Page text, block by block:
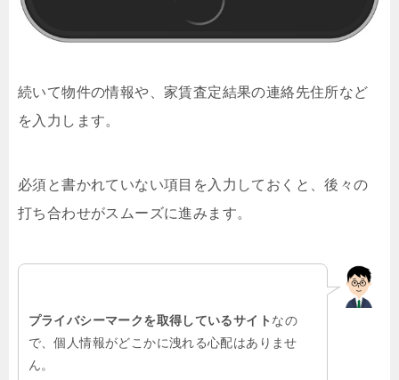
続いて物件の情報や、家賃査定結果の連絡先住所など
を入力します。
必須と書かれていない項目を入力しておくと、後々の
打ち合わせがスムーズに進みます。
プライバシーマークを取得しているサイト なの
で、個人情報がどこかに洩れる心配はありませ
ん。